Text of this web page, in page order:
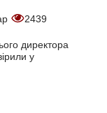
2439
директора
у